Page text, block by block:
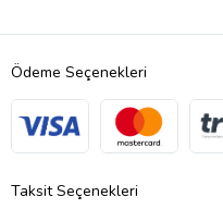
Ödeme Seçenekleri
Taksit Seçenekleri